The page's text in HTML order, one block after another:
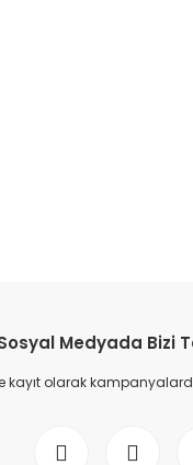
Medyada Bizi
kayıt olarak